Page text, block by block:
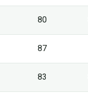
80
87
83